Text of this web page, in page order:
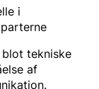
i
tekniske
af